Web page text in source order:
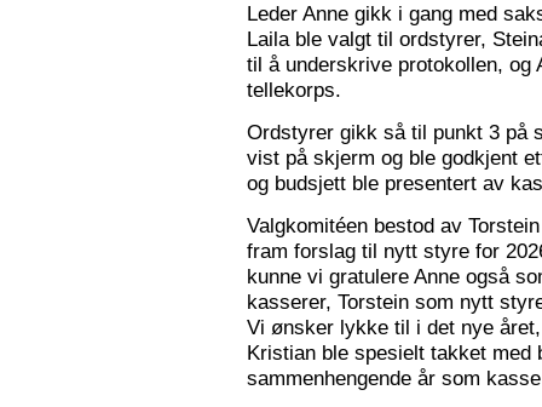
Leder Anne gikk i gang med
Laila ble valgt til ordstyrer,
til å underskrive protokollen, og
tellekorps.
Ordstyrer gikk så til punkt 3 på
vist på skjerm og ble godkjent
og budsjett ble presentert av
Valgkomitéen bestod av
fram forslag til nytt styre for
kunne vi gratulere Anne også
kasserer, Torstein som nytt
Vi ønsker lykke til i det nye
Kristian ble spesielt takket med
sammenhengende år som